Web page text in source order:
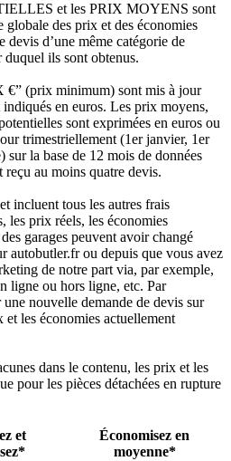
et les PRIX MOYENS sont
globale des prix et des économies
devis d’une même catégorie de
duquel ils sont obtenus.
(prix minimum) sont mis à jour
en euros. Les prix moyens,
sont exprimées en euros ou
trimestriellement (1er janvier, 1er
la base de 12 mois de données
reçu au moins quatre devis.
incluent tous les autres frais
les prix réels, les économies
garages peuvent avoir changé
autobutler.fr ou depuis que vous avez
de notre part via, par exemple,
ligne ou hors ligne, etc. Par
nouvelle demande de devis sur
les économies actuellement
dans le contenu, les prix et les
pour les pièces détachées en rupture
et
Économisez en
moyenne*